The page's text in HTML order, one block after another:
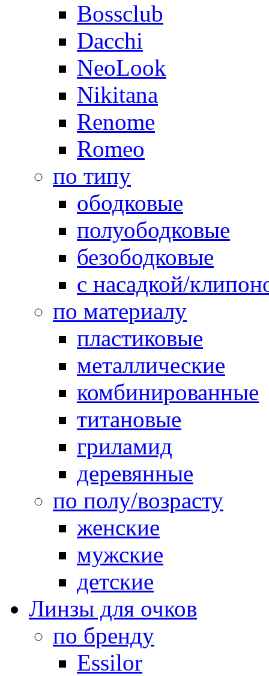
Bossclub
Dacchi
NeoLook
Nikitana
Renome
Romeo
по типу
ободковые
полуободковые
безободковые
с насадкой/
по материалу
пластиковые
металлические
комбинированные
титановые
гриламид
деревянные
по полу/возрасту
женские
мужские
детские
Линзы для очков
по бренду
Essilor